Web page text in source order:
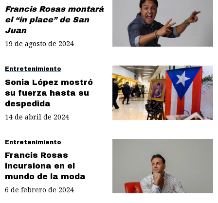
Francis Rosas montará
el “in place” de San
Juan
19 de agosto de 2024
Entretenimiento
Sonia López mostró
su fuerza hasta su
despedida
14 de abril de 2024
Entretenimiento
Francis Rosas
incursiona en el
mundo de la moda
6 de febrero de 2024